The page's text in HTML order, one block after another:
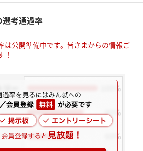
選考通過率
は公開準備中です。皆さまからの情報ご
！